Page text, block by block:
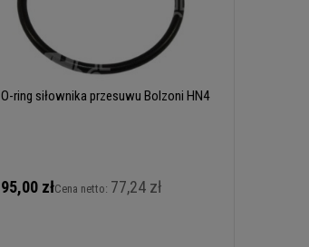
O-ring siłownika przesuwu Bolzoni HN4
95,00 złCena netto: 77,24 zł